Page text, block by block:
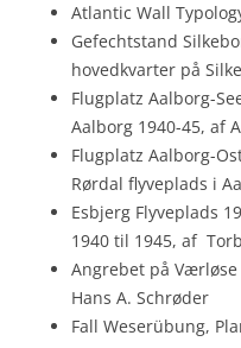
Atlantic Wall
Gefechtstand
hovedkvarter på
Flugplatz Aalborg-
Aalborg 1940-45, af
Flugplatz Aalborg-
Rørdal flyveplads i
Esbjerg Flyveplads
1940 til 1945, af
Angrebet på
Hans A. Schrøder
Fall Weserübung,